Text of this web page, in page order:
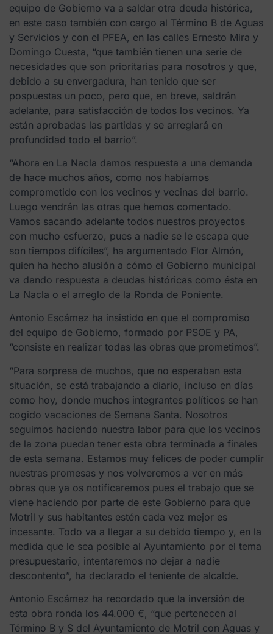
equipo de Gobierno va a saldar otra deuda histórica,
en este caso también con cargo al Término B de Aguas
y Servicios y con el PFEA, en las calles Ernesto Mira y
Domingo Cuesta, “que también tienen una serie de
necesidades que son prioritarias para nosotros y que,
debido a su envergadura, han tenido que ser
pospuestas un poco, pero que, en breve, saldrán
adelante, para satisfacción de todos los vecinos. Ya
están aprobadas las partidas y se arreglará en
profundidad todo el barrio”.
“Ahora en La Nacla damos respuesta a una demanda
de hace muchos años, como nos habíamos
comprometido con los vecinos y vecinas del barrio.
Luego vendrán las otras que hemos comentado.
Vamos sacando adelante todos nuestros proyectos
con mucho esfuerzo, pues a nadie se le escapa que
son tiempos difíciles”, ha argumentado Flor Almón,
quien ha hecho alusión a cómo el Gobierno municipal
va dando respuesta a deudas históricas como ésta en
La Nacla o el arreglo de la Ronda de Poniente.
Antonio Escámez ha insistido en que el compromiso
del equipo de Gobierno, formado por PSOE y PA,
“consiste en realizar todas las obras que prometimos”.
“Para sorpresa de muchos, que no esperaban esta
situación, se está trabajando a diario, incluso en días
como hoy, donde muchos integrantes políticos se han
cogido vacaciones de Semana Santa. Nosotros
seguimos haciendo nuestra labor para que los vecinos
de la zona puedan tener esta obra terminada a finales
de esta semana. Estamos muy felices de poder cumplir
nuestras promesas y nos volveremos a ver en más
obras que ya os notificaremos pues el trabajo que se
viene haciendo por parte de este Gobierno para que
Motril y sus habitantes estén cada vez mejor es
incesante. Todo va a llegar a su debido tiempo y, en la
medida que le sea posible al Ayuntamiento por el tema
presupuestario, intentaremos no dejar a nadie
descontento”, ha declarado el teniente de alcalde.
Antonio Escámez ha recordado que la inversión de
esta obra ronda los 44.000 €, “que pertenecen al
Término B y S del Ayuntamiento de Motril con Aguas y